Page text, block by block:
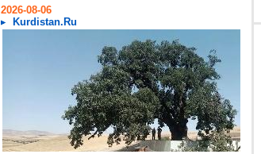
2026-08-06
Kurdistan.Ru